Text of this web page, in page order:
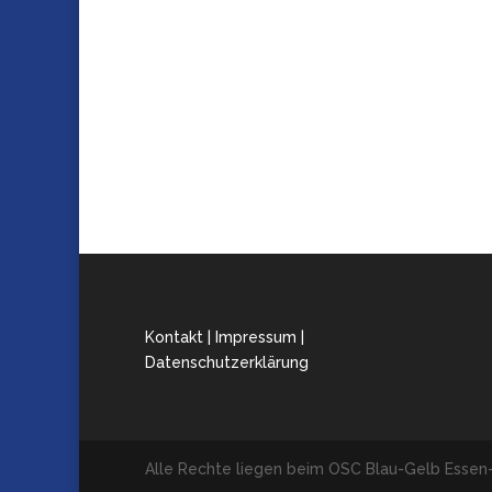
Kontakt | Impressum |
Datenschutzerklärung
Alle Rechte liegen beim OSC Blau-Gelb